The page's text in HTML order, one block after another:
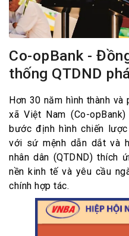
Co-opBank -
thống QTDND
Hơn 30 năm hình thành và
xã Việt Nam (Co-
bước định hình chiến
với sứ mệnh dẫn dắt và
nhân dân (QTDND) thích
nền kinh tế và yêu cầu
chính hợp tác.